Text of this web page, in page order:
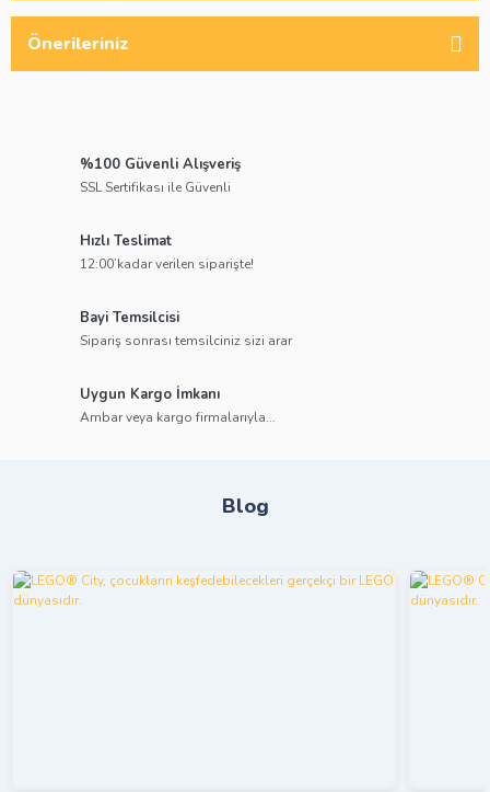
Önerileriniz
%100 Güvenli Alışveriş
SSL Sertifikası ile Güvenli
Hızlı Teslimat
12:00’kadar verilen siparişte!
Bayi Temsilcisi
Sipariş sonrası temsilciniz sizi arar
Uygun Kargo İmkanı
Ambar veya kargo firmalarıyla...
Blog